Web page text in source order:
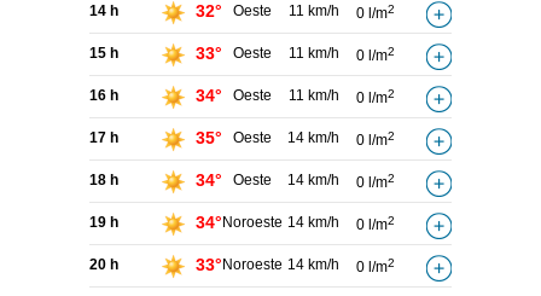
14 h 32° Oeste 11 km/h 0 l/m2
15 h 33° Oeste 11 km/h 0 l/m2
16 h 34° Oeste 11 km/h 0 l/m2
17 h 35° Oeste 14 km/h 0 l/m2
18 h 34° Oeste 14 km/h 0 l/m2
19 h 34° Noroeste 14 km/h 0 l/m2
20 h 33° Noroeste 14 km/h 0 l/m2